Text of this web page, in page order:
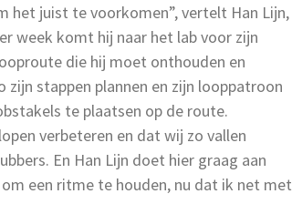
het juist te voorkomen”, vertelt Han Lijn,
week komt hij naar het lab voor zijn
die hij moet onthouden en
zijn stappen plannen en zijn looppatroon
te plaatsen op de route.
verbeteren en dat wij zo vallen
En Han Lijn doet hier graag aan
een ritme te houden, nu dat ik net met